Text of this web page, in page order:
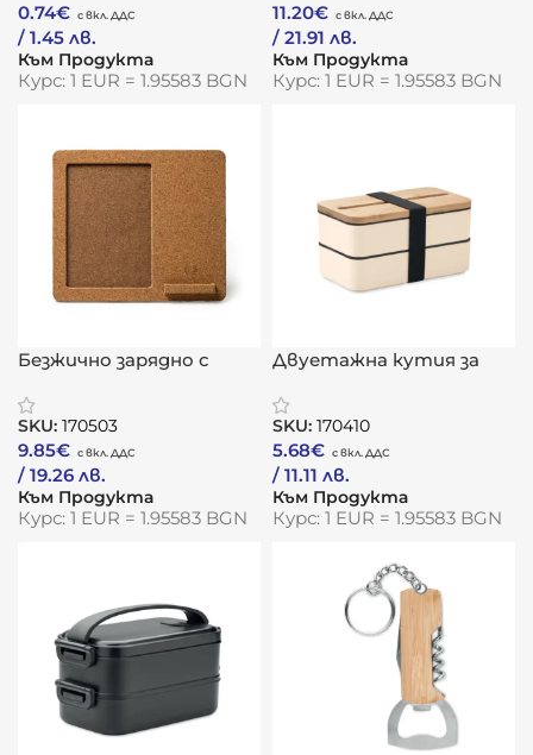
0.74€
/ 1.45 лв.
Към Продукта
Курс: 1 EUR = 1.95583 BGN
11.20€
/ 21.91 лв.
Към Продукта
Курс: 1 EUR = 1.95583 BGN
Безжично зарядно с
SKU: 170503
9.85€
/ 19.26 лв.
Към Продукта
Курс: 1 EUR = 1.95583 BGN
Двуетажна кутия за
SKU: 170410
5.68€
/ 11.11 лв.
Към Продукта
Курс: 1 EUR = 1.95583 BGN